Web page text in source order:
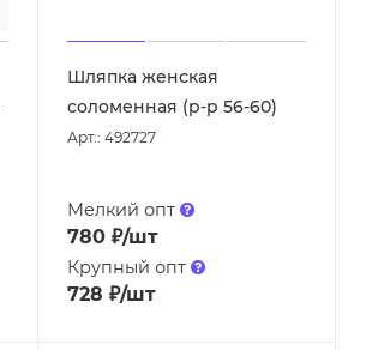
Шляпка женская
соломенная (р-р 56-60)
Арт.: 492727
Мелкий опт
780₽/шт
Крупный опт
728 ₽/шт